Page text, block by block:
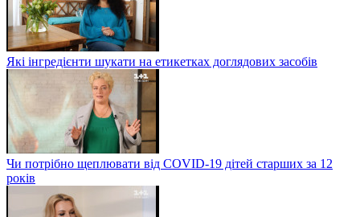
Які інгредієнти шукати на етикетках доглядових засобів
Чи потрібно щеплювати від COVID-19 дітей старших за 12
років